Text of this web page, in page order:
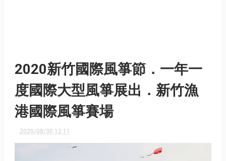
2020新竹國際風箏節．一年一
度國際大型風箏展出．新竹漁
港國際風箏賽場
2020/08/30 12:11